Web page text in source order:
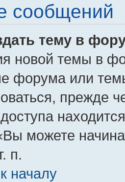
сообщений
тему в
новой темы в
форума или
прежде
можете
п.
началу